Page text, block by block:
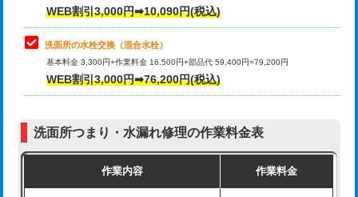
マス交換（土の掘削・埋め戻し作業）
マス交換（深さ50㎝未満）
マス交換（深さ50㎝以上）
モルタル補修（厚さ10㎝まで） 27,500円
交換・取付(単水栓（壁付・デッキ
式）)
交換・取付(混合水栓（壁付・デッキ
式・ワンホール）)
16,500円+材料費
（P/S/ポップアップ））
交換・取付（その他部品） 11,000円+材料費
持込商品取付（単水栓） 13,200円
WEB割引3,000円➡10,090円(税込)
洗面所の水栓交換（混合水栓）
基本料金 3,300円+作業料金 16,500円+部品代 59,400円=79,200円
WEB割引3,000円➡76,200円(税込)
洗面所つまり・水漏れ修理の作業料金表
作業内容 作業料金